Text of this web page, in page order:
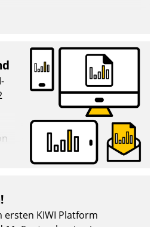
KIWI Platform